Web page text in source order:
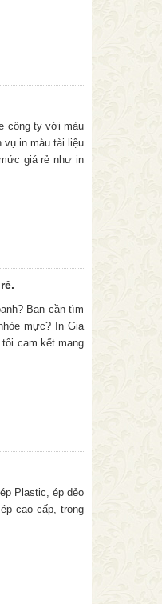
công ty với màu
vụ in màu tài liệu
giá rẻ như in
Bạn cần tìm
mực? In Gia
cam kết mang
Plastic, ép dẻo
cao cấp, trong